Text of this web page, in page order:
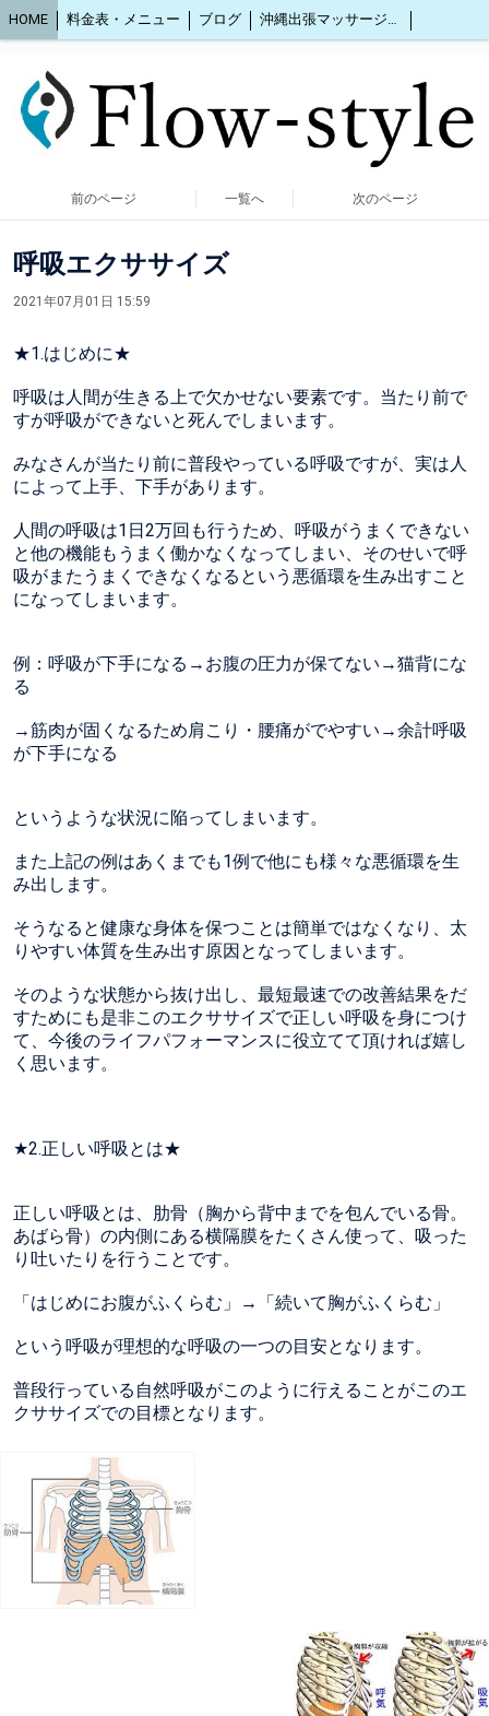
HOME 料金表・メニュー ブログ 沖縄出張マッサージ2人同時OK
前のページ 一覧へ 次のページ
呼吸エクササイズ
2021年07月01日 15:59
★1.はじめに★
呼吸は人間が生きる上で欠かせない要素です。当たり前で
すが呼吸ができないと死んでしまいます。
みなさんが当たり前に普段やっている呼吸ですが、実は人
によって上手、下手があります。
人間の呼吸は1日2万回も行うため、呼吸がうまくできない
と他の機能もうまく働かなくなってしまい、そのせいで呼
吸がまたうまくできなくなるという悪循環を生み出すこと
になってしまいます。
例：呼吸が下手になる→お腹の圧力が保てない→猫背にな
る
→筋肉が固くなるため肩こり・腰痛がでやすい→余計呼吸
が下手になる
というような状況に陥ってしまいます。
また上記の例はあくまでも1例で他にも様々な悪循環を生
み出します。
そうなると健康な身体を保つことは簡単ではなくなり、太
りやすい体質を生み出す原因となってしまいます。
そのような状態から抜け出し、最短最速での改善結果をだ
すためにも是非このエクササイズで正しい呼吸を身につけ
て、今後のライフパフォーマンスに役立てて頂ければ嬉し
く思います。
★2.正しい呼吸とは★
正しい呼吸とは、肋骨（胸から背中までを包んでいる骨。
あばら骨）の内側にある横隔膜をたくさん使って、吸った
り吐いたりを行うことです。
「はじめにお腹がふくらむ」→「続いて胸がふくらむ」
という呼吸が理想的な呼吸の一つの目安となります。
普段行っている自然呼吸がこのように行えることがこのエ
クササイズでの目標となります。